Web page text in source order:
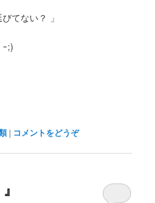
てない？ 」
ｰ;)
| コメントをどうぞ